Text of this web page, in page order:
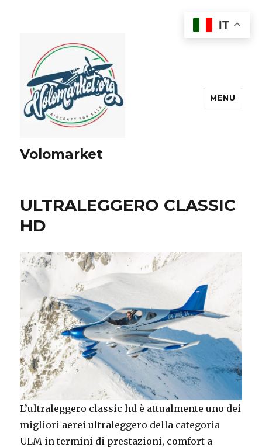
Volomarket
MENU
ULTRALEGGERO CLASSIC
HD
L’ultraleggero classic hd è attualmente uno dei
migliori aerei ultraleggero della categoria
ULM in termini di prestazioni, comfort a
IT